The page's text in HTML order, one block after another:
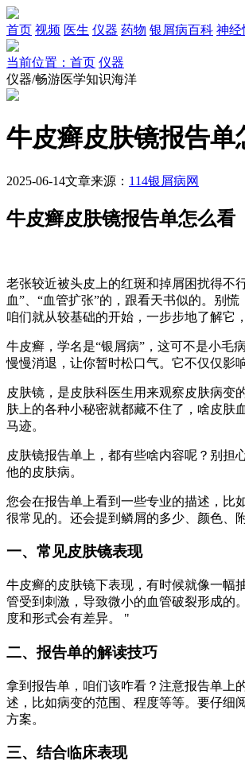
首页 视频 医生 仪器 药物 银屑病百科 神经
当前位置：首页 仪器
仪器/畅游医学知识海洋
牛皮癣皮肤镜报告单
2025-06-14文章来源： 114银屑病网
牛皮癣皮肤镜报告单怎么看
老张较近被头皮上的红斑和掉屑困扰得不
血”、“血管扩张”的，跟看天书似的。别
咱们就从较基础的开始，一步步地了解它
牛皮癣，学名是“银屑病”，这可不是小毛
慢慢消退，让你暂时松口气。它不仅仅影
皮肤镜，是皮肤科医生用来观察皮肤病变
肤上的各种小秘密就都藏不住了，啥皮肤
马迹。
皮肤镜报告单上，都有些啥内容呢？别担
他的皮肤病。
您会在报告单上看到一些专业的描述，比
很常见的。还会提到鳞屑的多少、颜色、
一、常见皮肤镜表现
牛皮癣的皮肤镜下表现，有时候就像一幅
管受到刺激，导致微小的血管破裂形成的
度和形式会有差异。 "
二、报告单的解读技巧
拿到报告单，咱们该咋看？注意报告单上
述，比如病变的范围、程度等等。要仔细
方案。
三、结合临床表现